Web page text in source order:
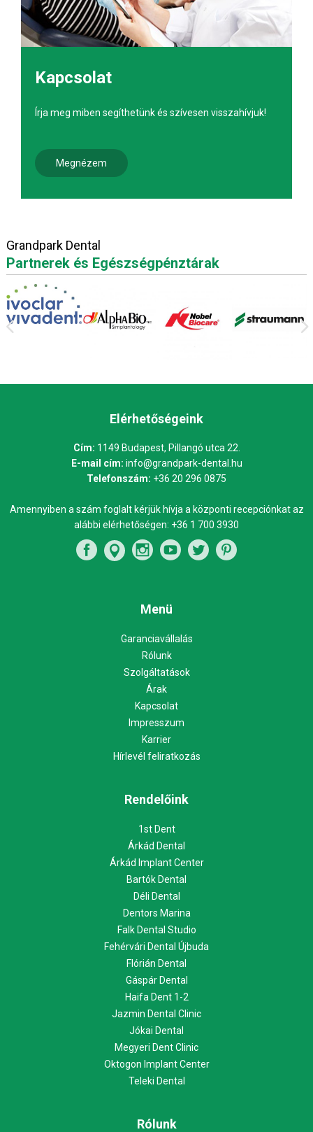
Kapcsolat
Írja meg miben segíthetünk és szívesen visszahívjuk!
Megnézem
Grandpark Dental
Partnerek és Egészségpénztárak
Elérhetőségeink
Cím: 1149 Budapest, Pillangó utca 22.
E-mail cím: info@grandpark-dental.hu
Telefonszám: +36 20 296 0875
Amennyiben a szám foglalt kérjük hívja a központi recepciónkat az
alábbi elérhetőségen: +36 1 700 3930
Menü
Garanciavállalás
Rólunk
Szolgáltatások
Árak
Kapcsolat
Impresszum
Karrier
Hírlevél feliratkozás
Rendelőink
1st Dent
Árkád Dental
Árkád Implant Center
Bartók Dental
Déli Dental
Dentors Marina
Falk Dental Studio
Fehérvári Dental Újbuda
Flórián Dental
Gáspár Dental
Haifa Dent 1-2
Jazmin Dental Clinic
Jókai Dental
Megyeri Dent Clinic
Oktogon Implant Center
Teleki Dental
Rólunk